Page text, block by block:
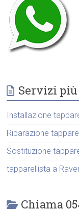
Servizi
Installazione
Riparazione
Sostituzione
tapparellista a
Chiama